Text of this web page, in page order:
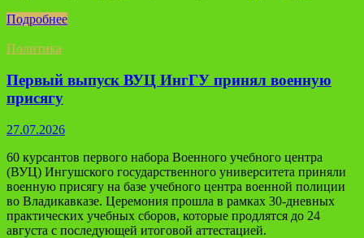
Подробнее
Политика
Первый выпуск ВУЦ ИнгГУ принял военную
присягу
27.07.2026
60 курсантов первого набора Военного учебного центра
(ВУЦ) Ингушского государственного университета приняли
военную присягу на базе учебного центра военной полиции
во Владикавказе. Церемония прошла в рамках 30-дневных
практических учебных сборов, которые продлятся до 24
августа с последующей итоговой аттестацией.